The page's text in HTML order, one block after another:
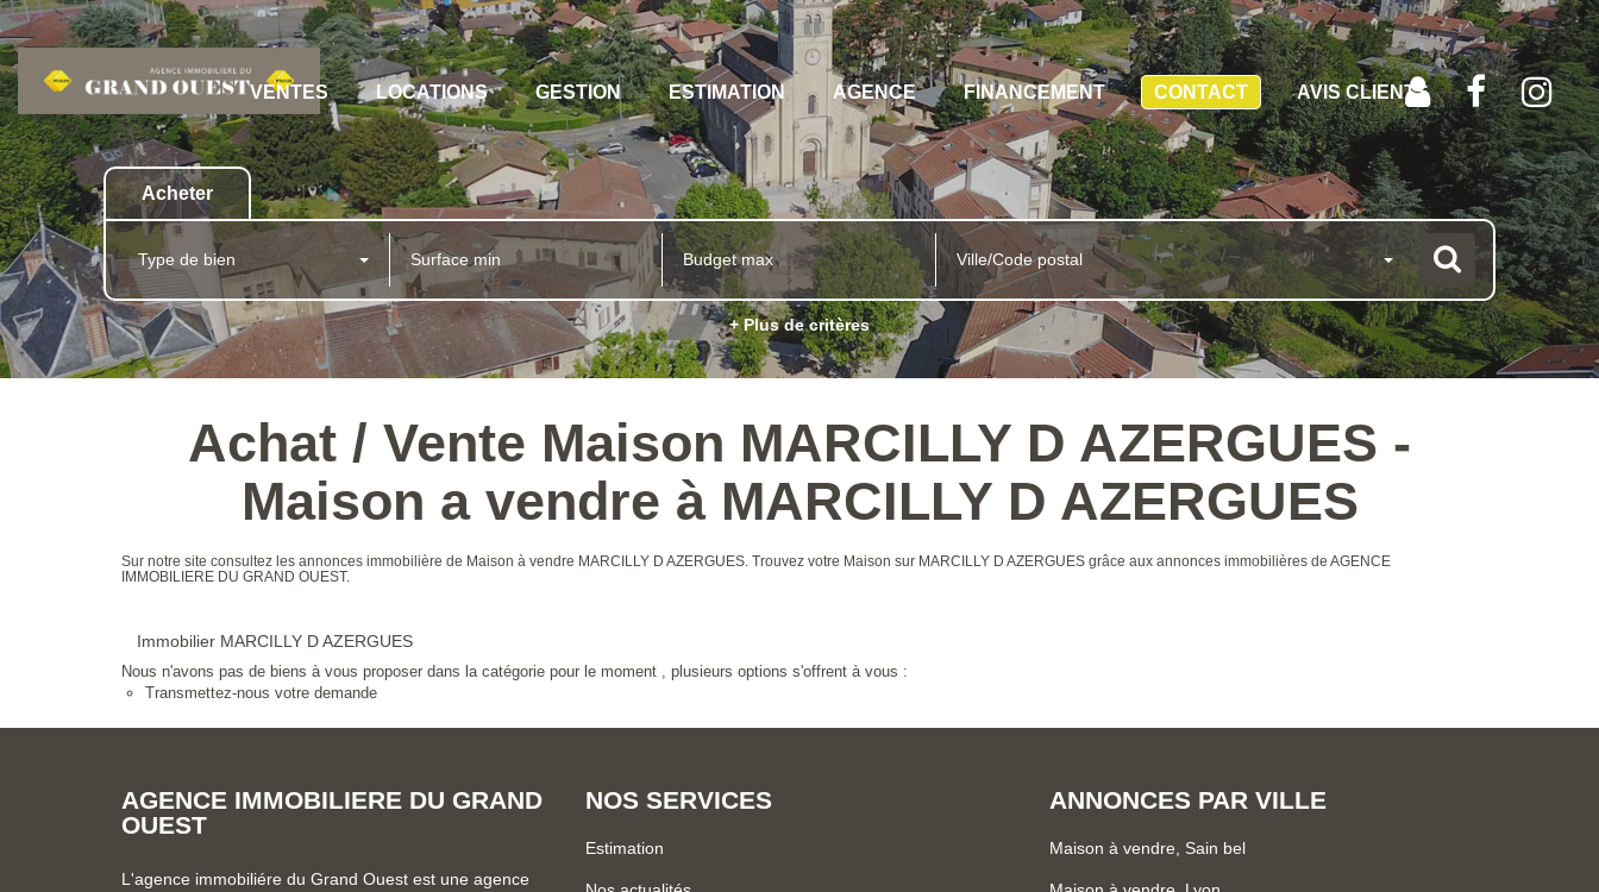
VENTES LOCATIONS GESTION ESTIMATION AGENCE FINANCEMENT CONTACT AVIS CLIENTS
Acheter
Type de bien Ville/Code postal
+ Plus de critères
Achat / Vente Maison MARCILLY D AZERGUES -
Maison a vendre à MARCILLY D AZERGUES
Sur notre site consultez les annonces immobilière de Maison à vendre MARCILLY D AZERGUES. Trouvez votre Maison sur MARCILLY D AZERGUES grâce aux annonces immobilières de AGENCE
IMMOBILIERE DU GRAND OUEST.
Immobilier MARCILLY D AZERGUES
Nous n'avons pas de biens à vous proposer dans la catégorie pour le moment , plusieurs options s'offrent à vous :
Transmettez-nous votre demande
AGENCE IMMOBILIERE DU GRAND
OUEST
L'agence immobiliére du Grand Ouest est une agence
NOS SERVICES
Estimation
ANNONCES PAR VILLE
Maison à vendre, Sain bel